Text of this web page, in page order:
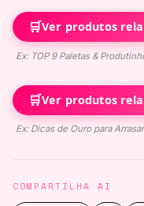
🛒Ver produtos
Ex: TOP 9 Paletas &
🛒Ver produtos
Ex: Dicas de Ouro para
COMPARTILHA AI